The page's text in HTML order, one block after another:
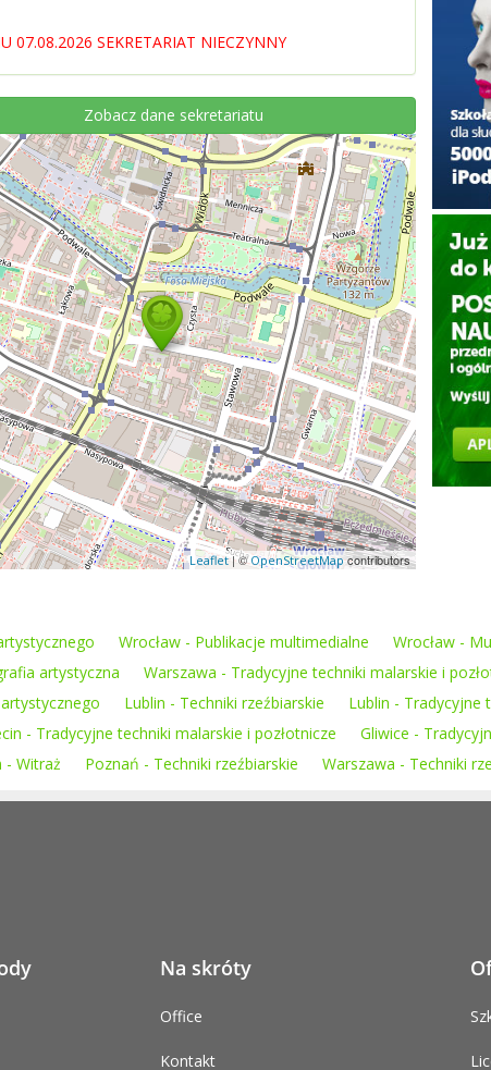
07.08.2026 SEKRETARIAT NIECZYNNY
Zobacz dane sekretariatu
Leaflet| ©OpenStreetMapcontributors
Wrocław - Publikacje multimedialne Wrocław -
artystyczna
Warszawa - Tradycyjne techniki malarskie i
Lublin - Techniki rzeźbiarskie
Lublin - Tradycyjne
- Tradycyjne techniki malarskie i pozłotnicze
Gliwice -
- Witraż Poznań - Techniki rzeźbiarskie Warszawa - Techniki
Na skróty
Office
Kontakt